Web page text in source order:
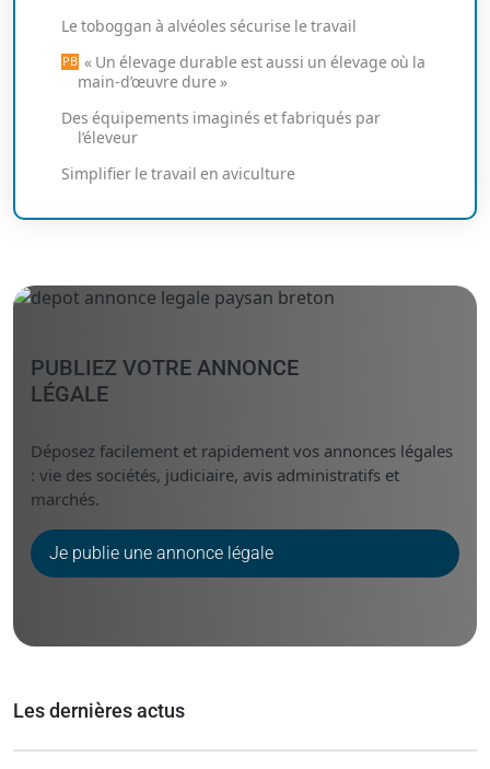
Le toboggan à alvéoles sécurise le travail
« Un élevage durable est aussi un élevage où la
main-d’œuvre dure »
Des équipements imaginés et fabriqués par
l’éleveur
Simplifier le travail en aviculture
PUBLIEZ VOTRE ANNONCE
LÉGALE
Déposez facilement et rapidement vos annonces légales
: vie des sociétés, judiciaire, avis administratifs et
marchés.
Je publie une annonce légale
Les dernières actus